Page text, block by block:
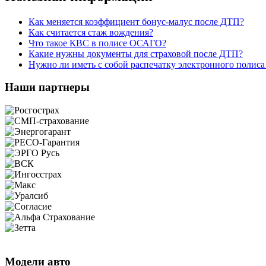
Как меняется коэффициент бонус-малус после ДТП?
Как считается стаж вождения?
Что такое КВС в полисе ОСАГО?
Какие нужны документы для страховой после ДТП?
Нужно ли иметь с собой распечатку электронного
Наши партнеры
Модели авто